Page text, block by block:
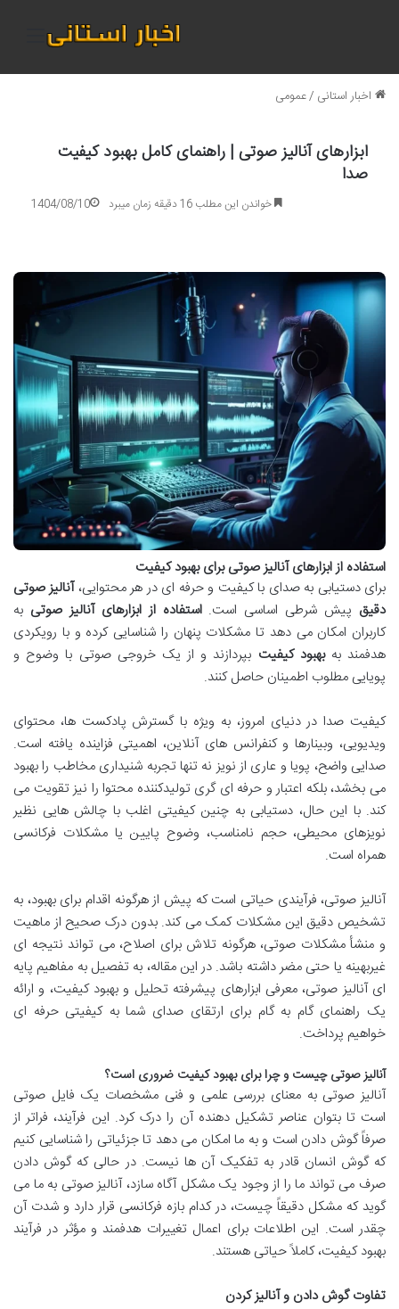
اخبار استانی /عمومی
ابزارهای آنالیز صوتی | راهنمای کامل بهبود کیفیت
صدا
1404/08/10 خواندن این مطلب 16 دقیقه زمان میبرد
استفاده از ابزارهای آنالیز صوتی برای بهبود کیفیت
برای دستیابی به صدای با کیفیت و حرفه ای در هر محتوایی،آنالیز صوتی
دقیق پیش شرطی اساسی است.استفاده از ابزارهای آنالیز صوتی به
کاربران امکان می دهد تا مشکلات پنهان را شناسایی کرده و با رویکردی
هدفمند بهبهبود کیفیت بپردازند و از یک خروجی صوتی با وضوح و
پویایی مطلوب اطمینان حاصل کنند.
کیفیت صدا در دنیای امروز، به ویژه با گسترش پادکست ها، محتوای
ویدیویی، وبینارها و کنفرانس های آنلاین، اهمیتی فزاینده یافته است.
صدایی واضح، پویا و عاری از نویز نه تنها تجربه شنیداری مخاطب را بهبود
می بخشد، بلکه اعتبار و حرفه ای گری تولیدکننده محتوا را نیز تقویت می
کند. با این حال، دستیابی به چنین کیفیتی اغلب با چالش هایی نظیر
نویزهای محیطی، حجم نامناسب، وضوح پایین یا مشکلات فرکانسی
همراه است.
آنالیز صوتی، فرآیندی حیاتی است که پیش از هرگونه اقدام برای بهبود، به
تشخیص دقیق این مشکلات کمک می کند. بدون درک صحیح از ماهیت
و منشأ مشکلات صوتی، هرگونه تلاش برای اصلاح، می تواند نتیجه ای
غیربهینه یا حتی مضر داشته باشد. در این مقاله، به تفصیل به مفاهیم پایه
ای آنالیز صوتی، معرفی ابزارهای پیشرفته تحلیل و بهبود کیفیت، و ارائه
یک راهنمای گام به گام برای ارتقای صدای شما به کیفیتی حرفه ای
خواهیم پرداخت.
آنالیز صوتی چیست و چرا برای بهبود کیفیت ضروری است؟
آنالیز صوتی به معنای بررسی علمی و فنی مشخصات یک فایل صوتی
است تا بتوان عناصر تشکیل دهنده آن را درک کرد. این فرآیند، فراتر از
صرفاً گوش دادن است و به ما امکان می دهد تا جزئیاتی را شناسایی کنیم
که گوش انسان قادر به تفکیک آن ها نیست. در حالی که گوش دادن
صرف می تواند ما را از وجود یک مشکل آگاه سازد، آنالیز صوتی به ما می
گوید که مشکل دقیقاً چیست، در کدام بازه فرکانسی قرار دارد و شدت آن
چقدر است. این اطلاعات برای اعمال تغییرات هدفمند و مؤثر در فرآیند
بهبود کیفیت، کاملاً حیاتی هستند.
تفاوت گوش دادن و آنالیز کردن